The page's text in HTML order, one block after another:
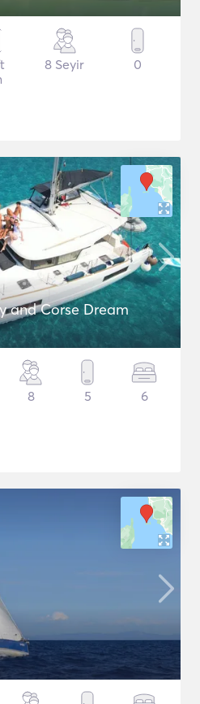
8 Seyir 0
and Corse Dream
8 5 6